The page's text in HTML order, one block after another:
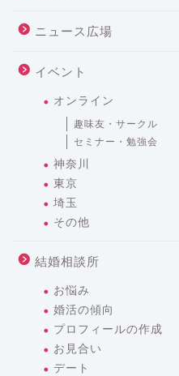
ニュース広場
イベント
オンライン
趣味友・サークル
セミナー・勉強会
神奈川
東京
埼玉
その他
結婚相談所
お悩み
婚活の傾向
プロフィールの作成
お見合い
デート